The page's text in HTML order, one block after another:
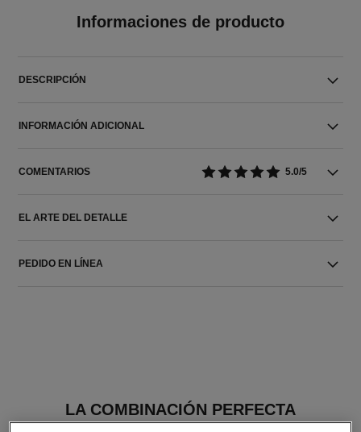
Informaciones de producto
DESCRIPCIÓN
INFORMACIÓN ADICIONAL
COMENTARIOS 5.0/5
EL ARTE DEL DETALLE
PEDIDO EN LÍNEA
LA COMBINACIÓN PERFECTA